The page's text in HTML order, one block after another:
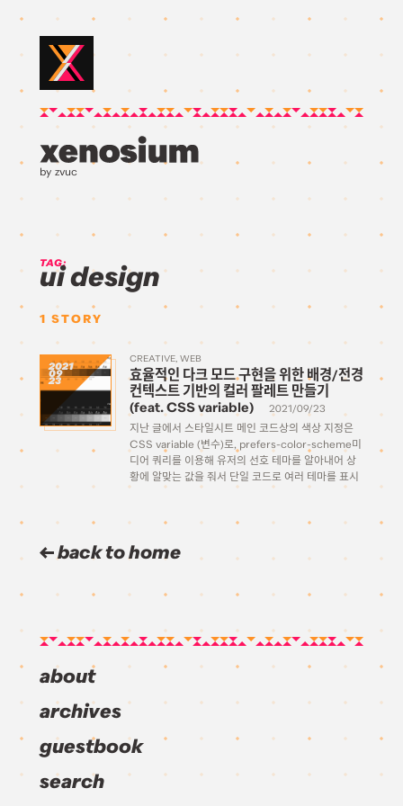
by zvuc
TAG:
ui design
1 STORY
2021
09
23
CREATIVE WEB
효율적인 다크 모드 구현을 위한 배경/전경
컨텍스트 기반의 컬러 팔레트 만들기
(feat. CSS variable)
2021/09/23
지난 글에서 스타일시트 메인 코드상의 색상 지정은
CSS variable (변수)로, prefers-color-scheme미
디어 쿼리를 이용해 유저의 선호 테마를 알아내어 상
황에 알맞는 값을 줘서 단일 코드로 여러 테마를 표시
back to home
about
archives
guestbook
search